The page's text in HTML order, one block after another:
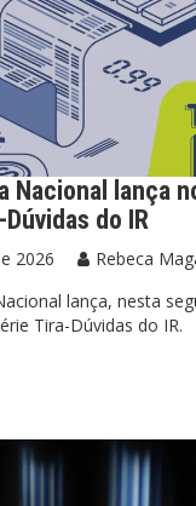
Nacional lança
do IR
2026
Rebeca
lança, nesta
Tira-Dúvidas do IR.